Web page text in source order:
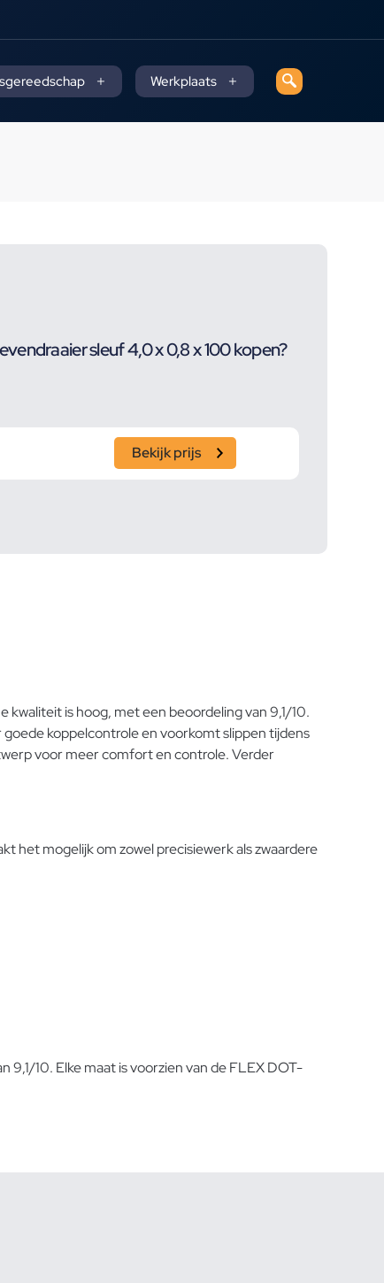
Werkplaats
sleuf 4,0 x 0,8 x 100 kopen?
Bekijk prijs
kwaliteit is hoog, met een beoordeling van 9,1/10.
koppelcontrole en voorkomt slippen tijdens
voor meer comfort en controle. Verder
het mogelijk om zowel precisiewerk als zwaardere
10. Elke maat is voorzien van de FLEX DOT-